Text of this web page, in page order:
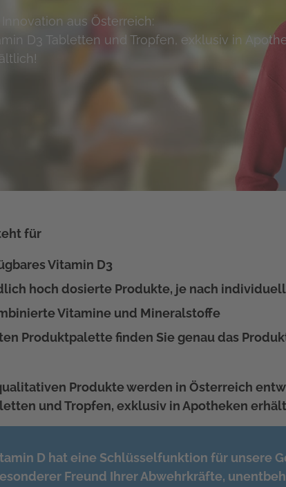
Innovation aus Österreich:
D3 Tabletten und Tropfen, exklusiv in
für
Vitamin D3
hoch dosierte Produkte, je nach
Vitamine und Mineralstoffe
Produktpalette finden Sie genau das
Produkte werden in Österreich
und Tropfen, exklusiv in Apotheken
D hat eine Schlüsselfunktion für unsere
Freund Ihrer Abwehrkräfte,